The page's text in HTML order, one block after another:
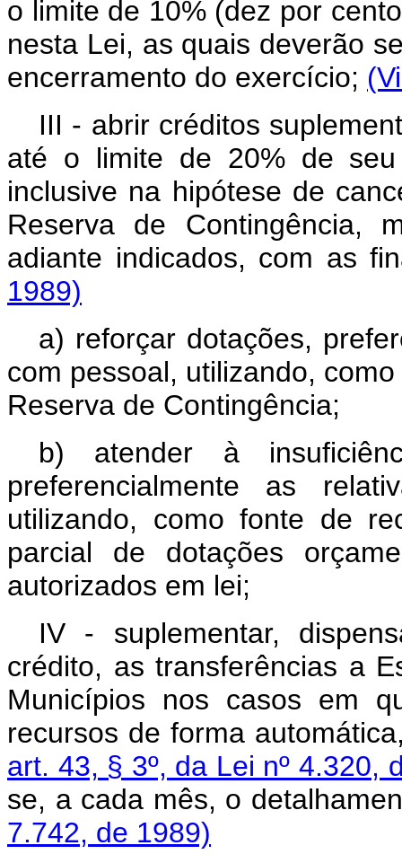
o limite de 10% (dez por
nesta Lei, as quais deverão
encerramento do exercício;
III - abrir créditos
até o limite de 20% de
inclusive na hipótese de
Reserva de Contingência,
adiante indicados, com as
1989)
a) reforçar dotações,
com pessoal, utilizando,
Reserva de Contingência;
b) atender à
preferencialmente as
utilizando, como fonte de
parcial de dotações
autorizados em lei;
IV - suplementar,
crédito, as transferências a
Municípios nos casos em
recursos de forma
art. 43, § 3º, da Lei nº 4.320,
se, a cada mês, o
7.742, de 1989)